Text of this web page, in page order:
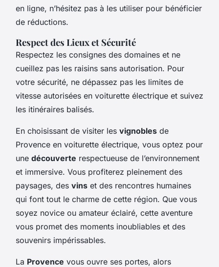
en ligne, n’hésitez pas à les utiliser pour bénéficier
de réductions.
Respect des Lieux et Sécurité
Respectez les consignes des domaines et ne
cueillez pas les raisins sans autorisation. Pour
votre sécurité, ne dépassez pas les limites de
vitesse autorisées en voiturette électrique et suivez
les itinéraires balisés.
En choisissant de visiter les vignobles de
Provence en voiturette électrique, vous optez pour
une découverte respectueuse de l’environnement
et immersive. Vous profiterez pleinement des
paysages, des vins et des rencontres humaines
qui font tout le charme de cette région. Que vous
soyez novice ou amateur éclairé, cette aventure
vous promet des moments inoubliables et des
souvenirs impérissables.
La Provence vous ouvre ses portes, alors